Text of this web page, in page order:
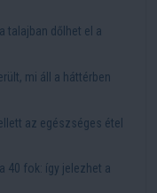
talajban dőlhet el a
mi áll a háttérben
az egészséges étel
40 fok: így jelezhet a